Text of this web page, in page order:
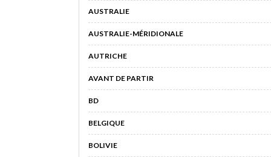
AUSTRALIE
AUSTRALIE-MÉRIDIONALE
AUTRICHE
AVANT DE PARTIR
BD
BELGIQUE
BOLIVIE